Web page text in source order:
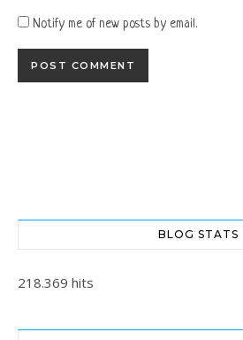
Notify me of new posts by email.
BLOG STATS
218.369 hits